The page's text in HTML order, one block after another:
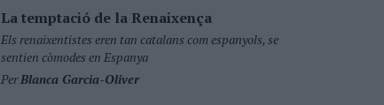
La temptació de la Renaixença
Els renaixentistes eren tan catalans com espanyols, se
sentien còmodes en Espanya
PerBlanca Garcia-Oliver